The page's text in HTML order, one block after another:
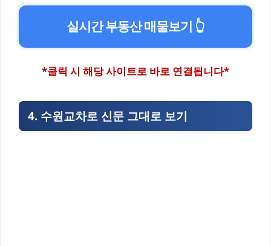
실시간 부동산 매물보기 👆
*클릭 시 해당 사이트로 바로 연결됩니다*
4. 수원교차로 신문 그대로 보기